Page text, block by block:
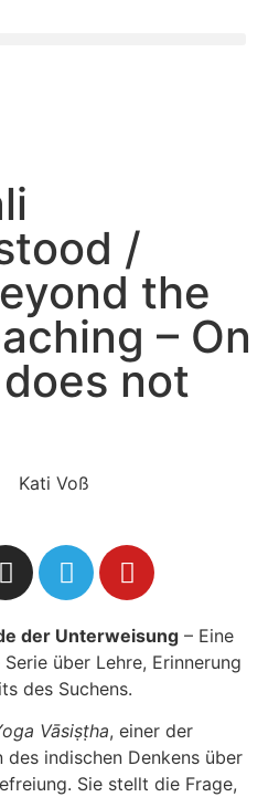
/
the
– On
not
Kati Voß
der Unterweisung – Eine
über Lehre, Erinnerung
des Suchens.
Vāsiṣṭha, einer der
indischen Denkens über
Sie stellt die Frage,